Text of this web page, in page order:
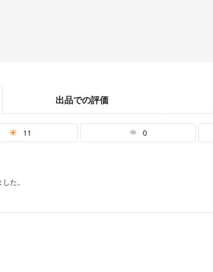
出品での評価
11 0
た。